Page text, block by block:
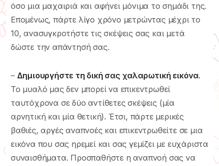
όσο μια μαχαιριά και αφήνει μόνιμα το σημάδι της.
Επομένως, πάρτε λίγο χρόνο μετρώντας μέχρι το
10, ανασυγκροτήστε τις σκέψεις σας και μετά
δώστε την απάντησή σας.
– Δημιουργήστε τη δική σας χαλαρωτική εικόνα.
Το μυαλό μας δεν μπορεί να επικεντρωθεί
ταυτόχρονα σε δύο αντίθετες σκέψεις (μία
αρνητική και μία θετική). Έτσι, πάρτε μερικές
βαθιές, αργές αναπνοές και επικεντρωθείτε σε μια
εικόνα που σας ηρεμεί και σας γεμίζει με ευχάριστα
συναισθήματα. Προσπαθήστε η αναπνοή σας να